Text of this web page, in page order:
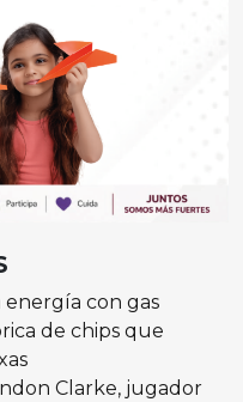
energía con gas
de chips que
Clarke, jugador